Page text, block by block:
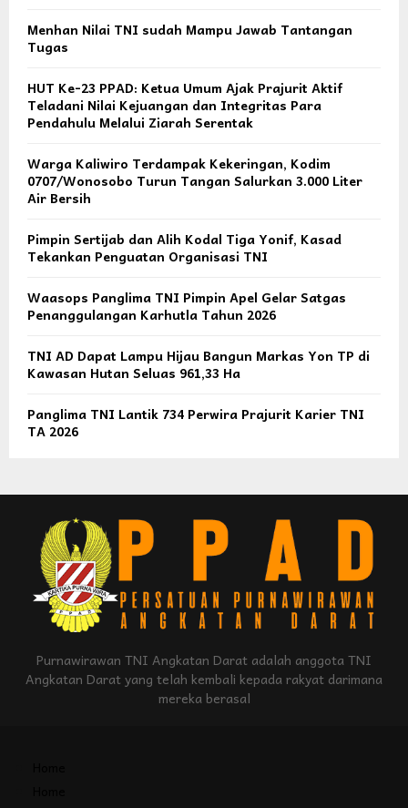
Menhan Nilai TNI sudah Mampu Jawab Tantangan
Tugas
HUT Ke-23 PPAD: Ketua Umum Ajak Prajurit Aktif
Teladani Nilai Kejuangan dan Integritas Para
Pendahulu Melalui Ziarah Serentak
Warga Kaliwiro Terdampak Kekeringan, Kodim
0707/Wonosobo Turun Tangan Salurkan 3.000 Liter
Air Bersih
Pimpin Sertijab dan Alih Kodal Tiga Yonif, Kasad
Tekankan Penguatan Organisasi TNI
Waasops Panglima TNI Pimpin Apel Gelar Satgas
Penanggulangan Karhutla Tahun 2026
TNI AD Dapat Lampu Hijau Bangun Markas Yon TP di
Kawasan Hutan Seluas 961,33 Ha
Panglima TNI Lantik 734 Perwira Prajurit Karier TNI
TA 2026
Purnawirawan TNI Angkatan Darat adalah anggota TNI
Angkatan Darat yang telah kembali kepada rakyat darimana
mereka berasal